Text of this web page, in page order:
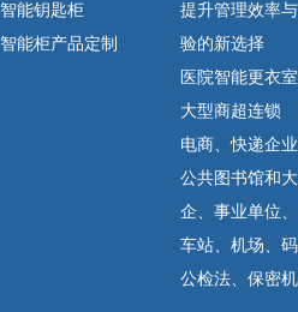
智能钥匙柜
智能柜产品定制
提升管理效率
验的新选择
医院智能更衣室
大型商超连锁
电商、快递企业
公共图书馆和
企、事业单位
车站、机场、
公检法、保密